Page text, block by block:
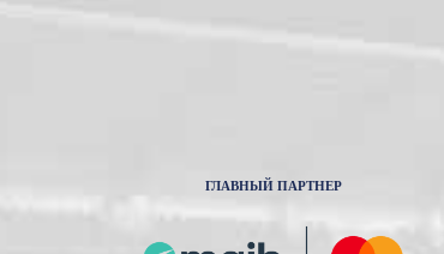
ГЛАВНЫЙ ПАРТНЕР